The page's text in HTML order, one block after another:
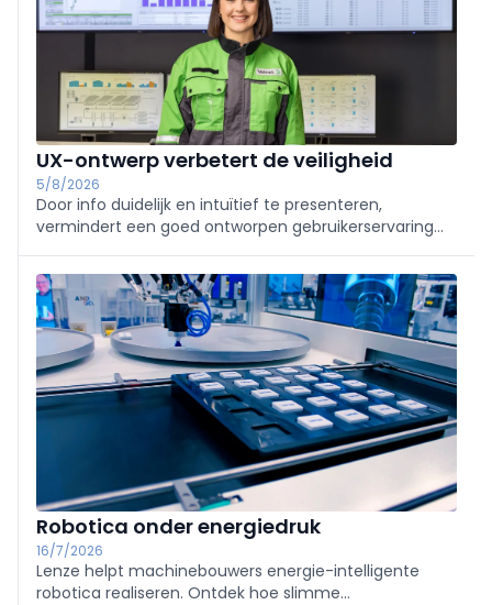
UX-ontwerp verbetert de veiligheid
5/8/2026
Door info duidelijk en intuïtief te presenteren,
vermindert een goed ontworpen gebruikerservaring
de kans op menselijke fouten en helpt het ongevallen
te voorkomen.
Robotica onder energiedruk
16/7/2026
Lenze helpt machinebouwers energie-intelligente
robotica realiseren. Ontdek hoe slimme